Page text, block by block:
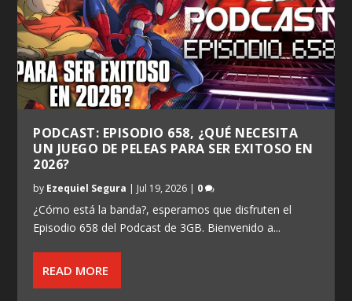
PODCAST: EPISODIO 658, ¿QUÉ NECESITA
UN JUEGO DE PELEAS PARA SER EXITOSO EN
2026?
by Ezequiel Segura | Jul 19, 2026 | 0
¿Cómo está la banda?, esperamos que disfruten el
Episodio 658 del Podcast de 3GB. Bienvenido a...
READ MORE